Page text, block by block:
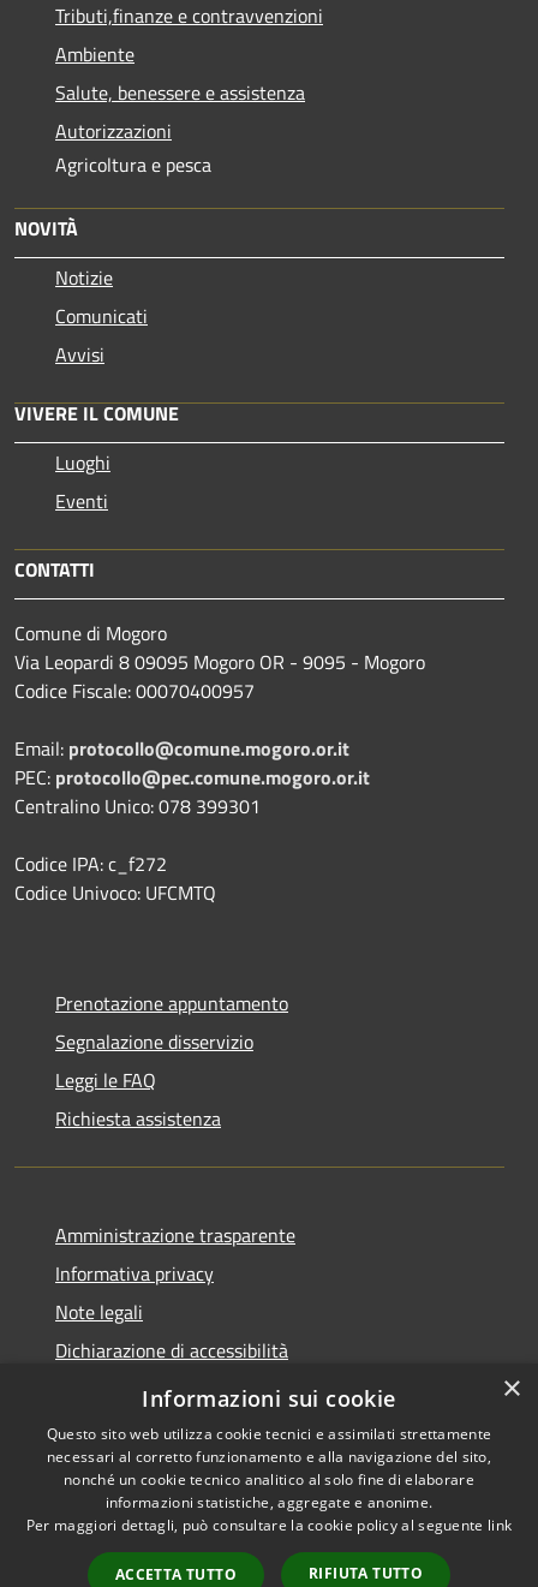
Tributi,finanze e contravvenzioni
Ambiente
Salute, benessere e assistenza
Autorizzazioni
Agricoltura e pesca
NOVITÀ
Notizie
Comunicati
Avvisi
VIVERE IL COMUNE
Luoghi
Eventi
CONTATTI
Comune di Mogoro
Via Leopardi 8 09095 Mogoro OR - 9095 - Mogoro
Codice Fiscale: 00070400957
Email: protocollo@comune.mogoro.or.it
PEC: protocollo@pec.comune.mogoro.or.it
Centralino Unico: 078 399301
Codice IPA: c_f272
Codice Univoco: UFCMTQ
Prenotazione appuntamento
Segnalazione disservizio
Leggi le FAQ
Richiesta assistenza
Amministrazione trasparente
Informativa privacy
Note legali
Dichiarazione di accessibilità
Obiettivi di accessibilità
Accessibilità
Copyright © 2026 • Comune di
Mogoro • Powered by
Municipium•
Accesso
×
Informazioni sui cookie
Questo sito web utilizza cookie tecnici e assimilati strettamente
necessari al corretto funzionamento e alla navigazione del sito,
nonché un cookie tecnico analitico al solo fine di elaborare
informazioni statistiche, aggregate e anonime.
Per maggiori dettagli, può consultare la cookie policy al seguente link
ACCETTA TUTTO RIFIUTA TUTTO